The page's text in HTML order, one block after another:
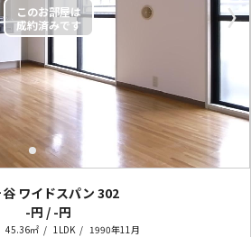
〉
ワイドスパン 302
-円 / -円
45.36㎡ 1LDK 1990年11月